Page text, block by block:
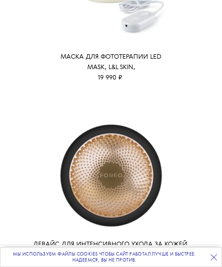
ПОДПИСЫВАЙТЕСЬНА НАШУ ВЕЧЕРНЮЮ РАССЫЛКУ
МАСКА ДЛЯ ФОТОТЕРАПИИ LED
MASK, L&L SKIN,
19 990 ₽
ДЕВАЙС ДЛЯ ИНТЕНСИВНОГО УХОДА ЗА КОЖЕЙ
UFO 2 BLACK X ALINA SHPAK, FOREO,
МЫ ИСПОЛЬЗУЕМ ФАЙЛЫ COOKIES ЧТОБЫ САЙТ РАБОТАЛ ЛУЧШЕ И БЫСТРЕЕ.
НАДЕЕМСЯ, ВЫ НЕ ПРОТИВ.